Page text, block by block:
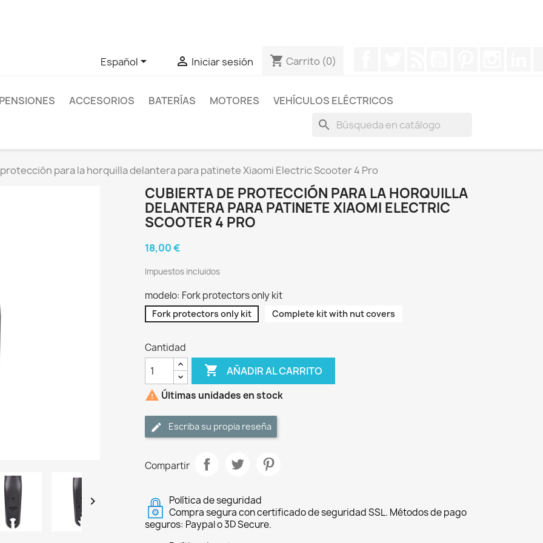
Español  Iniciar sesión shopping_cart Carrito (0)
ACCESORIOS BATERÍAS MOTORES VEHÍCULOS ELÉCTRICOS
search
para la horquilla delantera para patinete Xiaomi Electric Scooter 4 Pro

CUBIERTA DE PROTECCIÓN PARA LA HORQUILLA
DELANTERA PARA PATINETE XIAOMI ELECTRIC
SCOOTER 4 PRO
18,00 €
Impuestos incluidos
modelo: Fork protectors only kit
Fork protectors only kit Complete kit with nut covers
Cantidad
 AÑADIR AL CARRITO
 Últimas unidades en stock
Escriba su propia reseña
Compartir
Política de seguridad
Compra segura con certificado de seguridad SSL. Métodos de pago
seguros: Paypal o 3D Secure.